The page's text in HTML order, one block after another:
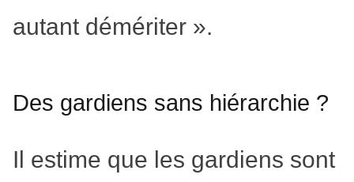
autant démériter ».
Des gardiens sans hiérarchie ?
Il estime que les gardiens sont